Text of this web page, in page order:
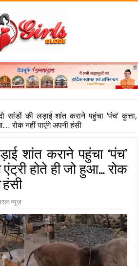
सांडों की लड़ाई शांत कराने पहुंचा ‘पंच’ कुत्ता,
रोक नहीं पाएंगे अपनी हंसी
शांत कराने पहुंचा ‘पंच’
एंट्री होते ही जो हुआ… रोक
हंसी
न्यूज़